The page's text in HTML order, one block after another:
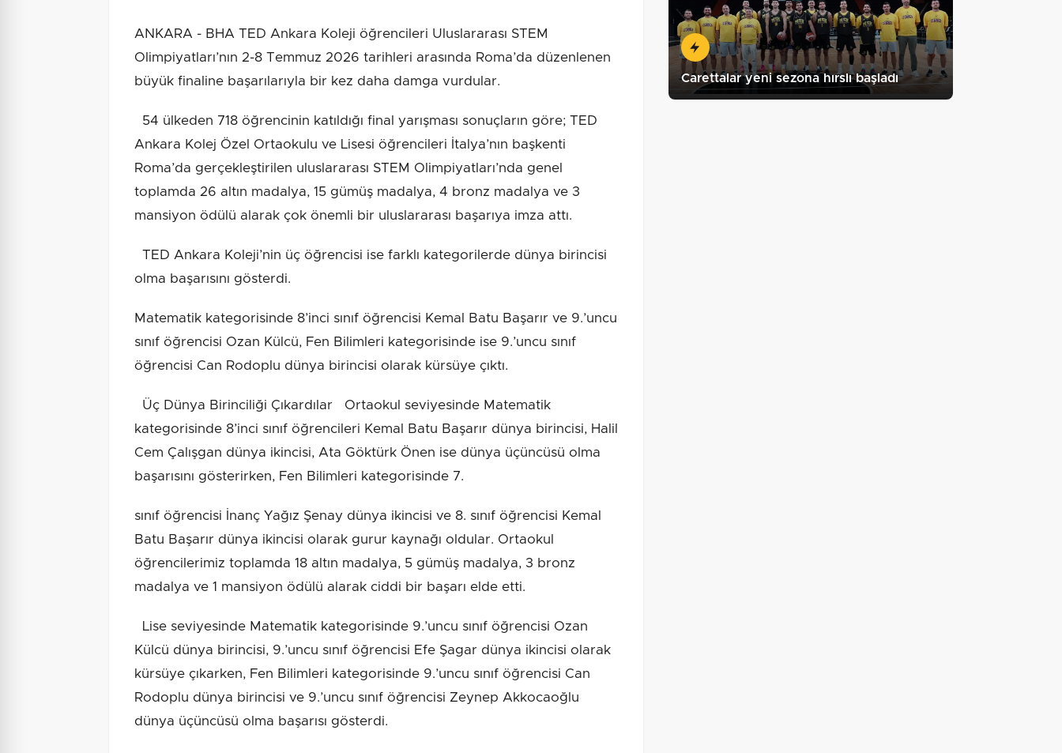
ANKARA - BHA TED Ankara Koleji öğrencileri Uluslararası STEM
Olimpiyatları’nın 2-8 Temmuz 2026 tarihleri arasında Roma’da düzenlenen
büyük finaline başarılarıyla bir kez daha damga vurdular.
54 ülkeden 718 öğrencinin katıldığı final yarışması sonuçların göre; TED
Ankara Kolej Özel Ortaokulu ve Lisesi öğrencileri İtalya’nın başkenti
Roma’da gerçekleştirilen uluslararası STEM Olimpiyatları’nda genel
toplamda 26 altın madalya, 15 gümüş madalya, 4 bronz madalya ve 3
mansiyon ödülü alarak çok önemli bir uluslararası başarıya imza attı.
TED Ankara Koleji’nin üç öğrencisi ise farklı kategorilerde dünya birincisi
olma başarısını gösterdi.
Matematik kategorisinde 8’inci sınıf öğrencisi Kemal Batu Başarır ve 9.’uncu
sınıf öğrencisi Ozan Külcü, Fen Bilimleri kategorisinde ise 9.’uncu sınıf
öğrencisi Can Rodoplu dünya birincisi olarak kürsüye çıktı.
Üç Dünya Birinciliği Çıkardılar Ortaokul seviyesinde Matematik
kategorisinde 8’inci sınıf öğrencileri Kemal Batu Başarır dünya birincisi, Halil
Cem Çalışgan dünya ikincisi, Ata Göktürk Önen ise dünya üçüncüsü olma
başarısını gösterirken, Fen Bilimleri kategorisinde 7.
sınıf öğrencisi İnanç Yağız Şenay dünya ikincisi ve 8. sınıf öğrencisi Kemal
Batu Başarır dünya ikincisi olarak gurur kaynağı oldular. Ortaokul
öğrencilerimiz toplamda 18 altın madalya, 5 gümüş madalya, 3 bronz
madalya ve 1 mansiyon ödülü alarak ciddi bir başarı elde etti.
Lise seviyesinde Matematik kategorisinde 9.’uncu sınıf öğrencisi Ozan
Külcü dünya birincisi, 9.’uncu sınıf öğrencisi Efe Şagar dünya ikincisi olarak
kürsüye çıkarken, Fen Bilimleri kategorisinde 9.’uncu sınıf öğrencisi Can
Rodoplu dünya birincisi ve 9.’uncu sınıf öğrencisi Zeynep Akkocaoğlu
dünya üçüncüsü olma başarısı gösterdi.
Carettalar yeni sezona hırslı başladı